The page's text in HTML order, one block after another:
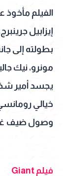
الفيلم مأخوذ
إيزابيل
بطولته إلى
مونرو، نيك
يجسد أمير
خيالي
وصول ضيف
فيلم Giant